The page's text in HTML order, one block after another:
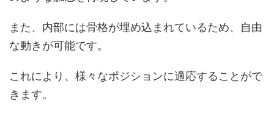
また、内部には骨格が埋め込まれているため、自由
な動きが可能です。
これにより、様々なポジションに適応することがで
きます。